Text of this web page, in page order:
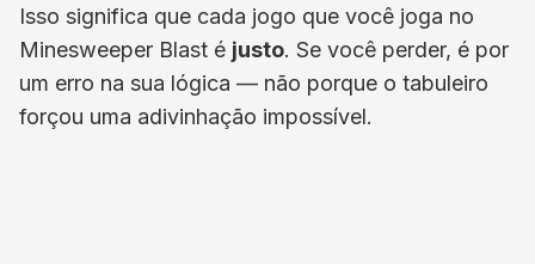
Isso significa que cada jogo que você joga no
Minesweeper Blast é justo. Se você perder, é por
um erro na sua lógica — não porque o tabuleiro
forçou uma adivinhação impossível.